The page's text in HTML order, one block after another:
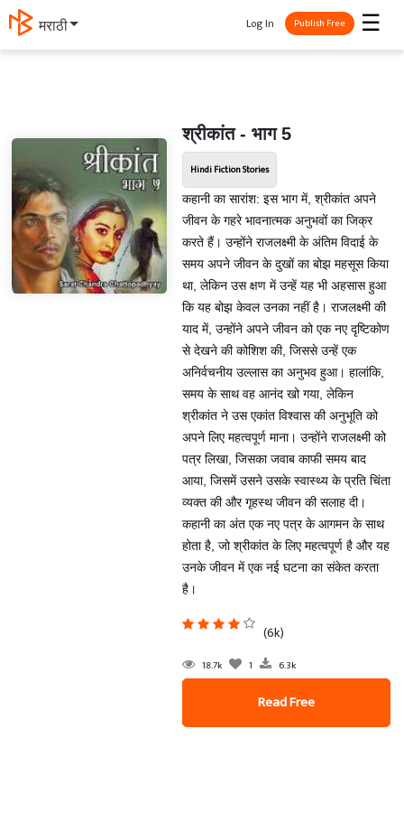
தமிழ் ☰
Log In Publish Free
श्रीकांत - भाग 5
Hindi Fiction Stories
कहानी का सारांश: इस भाग में, श्रीकांत अपने
जीवन के गहरे भावनात्मक अनुभवों का जिक्र
करते हैं। उन्होंने राजलक्ष्मी के अंतिम विदाई के
समय अपने जीवन के दुखों का बोझ महसूस किया
था, लेकिन उस क्षण में उन्हें यह भी अहसास हुआ
कि यह बोझ केवल उनका नहीं है। राजलक्ष्मी की
याद में, उन्होंने अपने जीवन को एक नए दृष्टिकोण
से देखने की कोशिश की, जिससे उन्हें एक
अनिर्वचनीय उल्लास का अनुभव हुआ। हालांकि,
समय के साथ वह आनंद खो गया, लेकिन
श्रीकांत ने उस एकांत विश्वास की अनुभूति को
अपने लिए महत्वपूर्ण माना। उन्होंने राजलक्ष्मी को
पत्र लिखा, जिसका जवाब काफी समय बाद
आया, जिसमें उसने उसके स्वास्थ्य के प्रति चिंता
व्यक्त की और गृहस्थ जीवन की सलाह दी।
कहानी का अंत एक नए पत्र के आगमन के साथ
होता है, जो श्रीकांत के लिए महत्वपूर्ण है और यह
उनके जीवन में एक नई घटना का संकेत करता
है।
(6k)
18.7k 1 6.3k
Read Free